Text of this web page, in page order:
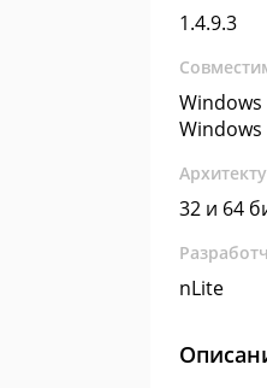
1.4.9.3
Windows
Windows
32 и 64
nLite